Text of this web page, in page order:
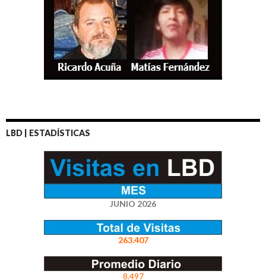
LBD | ESTADÍSTICAS
JUNIO 2026
263.407
8.497